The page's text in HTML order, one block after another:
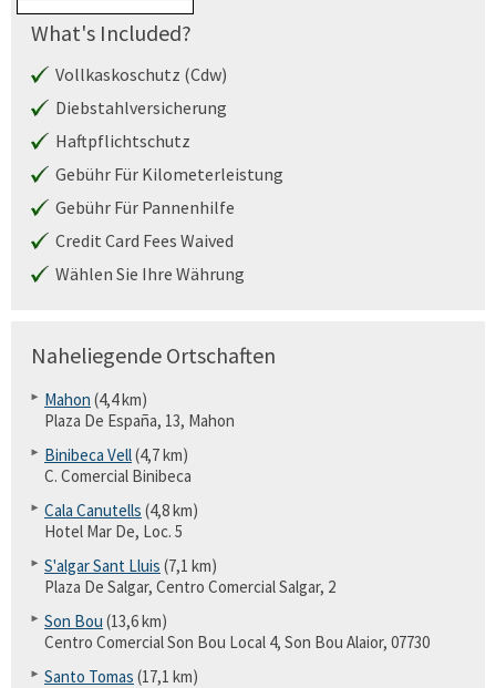
What's Included?
Vollkaskoschutz (Cdw)
Diebstahlversicherung
Haftpflichtschutz
Gebühr Für Kilometerleistung
Gebühr Für Pannenhilfe
Credit Card Fees Waived
Wählen Sie Ihre Währung
Naheliegende Ortschaften
Mahon (4,4 km)
Plaza De España, 13, Mahon
Binibeca Vell(4,7 km)
C. Comercial Binibeca
Cala Canutells (4,8 km)
Hotel Mar De, Loc. 5
S'algar Sant Lluis (7,1 km)
Plaza De Salgar, Centro Comercial Salgar, 2
Son Bou (13,6 km)
Centro Comercial Son Bou Local 4, Son Bou Alaior, 07730
Santo Tomas (17,1 km)